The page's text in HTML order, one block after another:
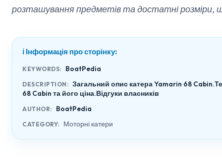
розташування предметів та достатні розміри,
ℹ️ Інформація про сторінку:
KEYWORDS: BoatPedia
DESCRIPTION: Загальний опис катера Yamarin 68
68 Cabin та його ціна.Відгуки власників
AUTHOR: BoatPedia
CATEGORY: Моторні катери